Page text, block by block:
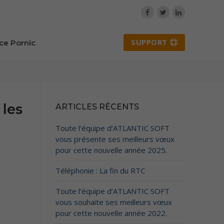
Pornic SUPPORT
ARTICLES RÉCENTS
Toute l’équipe d’ATLANTIC SOFT
vous présente ses meilleurs vœux
pour cette nouvelle année 2025.
Téléphonie : La fin du RTC
Toute l’équipe d’ATLANTIC SOFT
vous souhaite ses meilleurs vœux
pour cette nouvelle année 2022.